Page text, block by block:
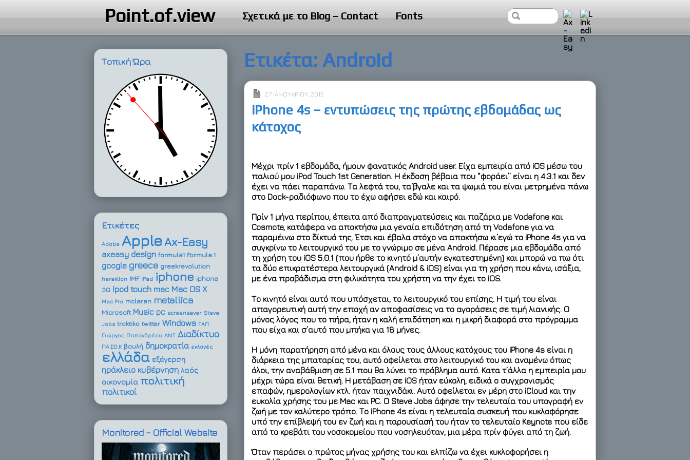
Point.of.view Σχετικά με το Blog – Contact Fonts
Ετικέτα: Android
27 ΙΑΝΟΥΑΡΊΟΥ, 2012
iPhone 4s – εντυπώσεις της πρώτης εβδομάδας ως
κάτοχος
Μέχρι πρίν 1 εβδομάδα, ήμουν φανατικός Android user. Είχα εμπειρία από iOS μέσω του
παλιού μου iPod Touch 1st Generation. Η έκδοση βέβαια που “φοράει” είναι η 4.3.1 και δεν
έχει να πάει παραπάνω. Τα λεφτά του, τα’βγαλε και τα ψωμιά του είναι μετρημένα πάνω
στο Dock-ραδιόφωνο που το έχω αφήσει εδώ και καιρό.
Πρίν 1 μήνα περίπου, έπειτα από διαπραγματεύσεις και παζάρια με Vodafone και
Cosmote, κατάφερα να αποκτήσω μια γεναία επιδότηση από τη Vodafone για να
παραμέινω στο δίκτυό της. Έτσι και έβαλα στόχο να αποκτήσω κι’εγώ το iPhone 4s για να
συγκρίνω το λειτουργικό του με το γνώριμο σε μένα Android. Πέρασε μια εβδομάδα από
τη χρήση του iOS 5.0.1 (που ήρθε το κινητό μ’αυτήν εγκατεστημένη) και μπορώ να πω ότι
τα δύο επικρατέστερα λειτουργικά (Android & iOS) είναι για τη χρήση που κάνω, ισάξια,
με ένα προβάδισμα στη φιλικότητα του χρήστη να την έχει το iOS.
Το κινητό είναι αυτό που υπόσχεται, το λειτουργικό του επίσης. Η τιμή του είναι
απαγορευτική αυτή την εποχή αν αποφασίσεις να το αγοράσεις σε τιμή λιανικής. Ο
μόνος λόγος που το πήρα, ήταν η καλή επιδότηση και η μικρή διαφορά στο πρόγραμμα
που είχα και σ’αυτό που μπήκα για 18 μήνες.
Η μόνη παρατήρηση από μένα και όλους τους άλλους κατόχους του iPhone 4s είναι η
διάρκεια της μπαταρίας του, αυτό οφείλεται στο λειτουργικό του και αναμένω όπως
όλοι, την αναβάθμιση σε 5.1 που θα λύνει το πρόβλημα αυτό. Κατα τ’άλλα η εμπειρία μου
μέχρι τώρα είναι θετική. Η μετάβαση σε iOS ήταν εύκολη, ειδικά ο συγχρονισμός
επαφών, ημερολογίων κτλ. ήταν παιχνιδάκι. Αυτό οφείλεται εν μέρη στο iCloud και την
ευκολία χρήσης του με Mac και PC. Ο Steve Jobs άφησε την τελευταία του υπογραφή εν
ζωή με τον καλύτερο τρόπο. Το iPhone 4s είναι η τελευταία συσκευή που κυκλοφόρησε
υπό την επίβλεψή του εν ζωή και η παρουσίασή του ήταν το τελευταίο Keynote που είδε
από το κρεβάτι του νοσοκομείου που νοσηλευόταν, μια μέρα πρίν φύγει από τη ζωή.
Όταν περάσει ο πρώτος μήνας χρήσης του και ελπίζω να έχει κυκλοφορήσει η
Τοπική Ώρα
Ετικέτες
Adobe AppleAx-Easy
axeasy design formula1 Formula 1
google greece greekrevolution
heraklion IMF iPad iphone iphone
3G ipod touch mac Mac OS X
Mac Pro mclaren metallica
Microsoft Music pc screensaver Steve
Jobs troktiko twitter Windows ΓΑΠ
Γιώργος Παπανδρέου ΔΝΤ Διαδίκτυο
ΠΑ.ΣΟ.Κ βουλή δημοκρατία εκλογές
ελλάδα εξέγερση
ηράκλειο κυβέρνηση λαός
οικονομία πολιτική
πολιτικοί
Monitored – Official Website